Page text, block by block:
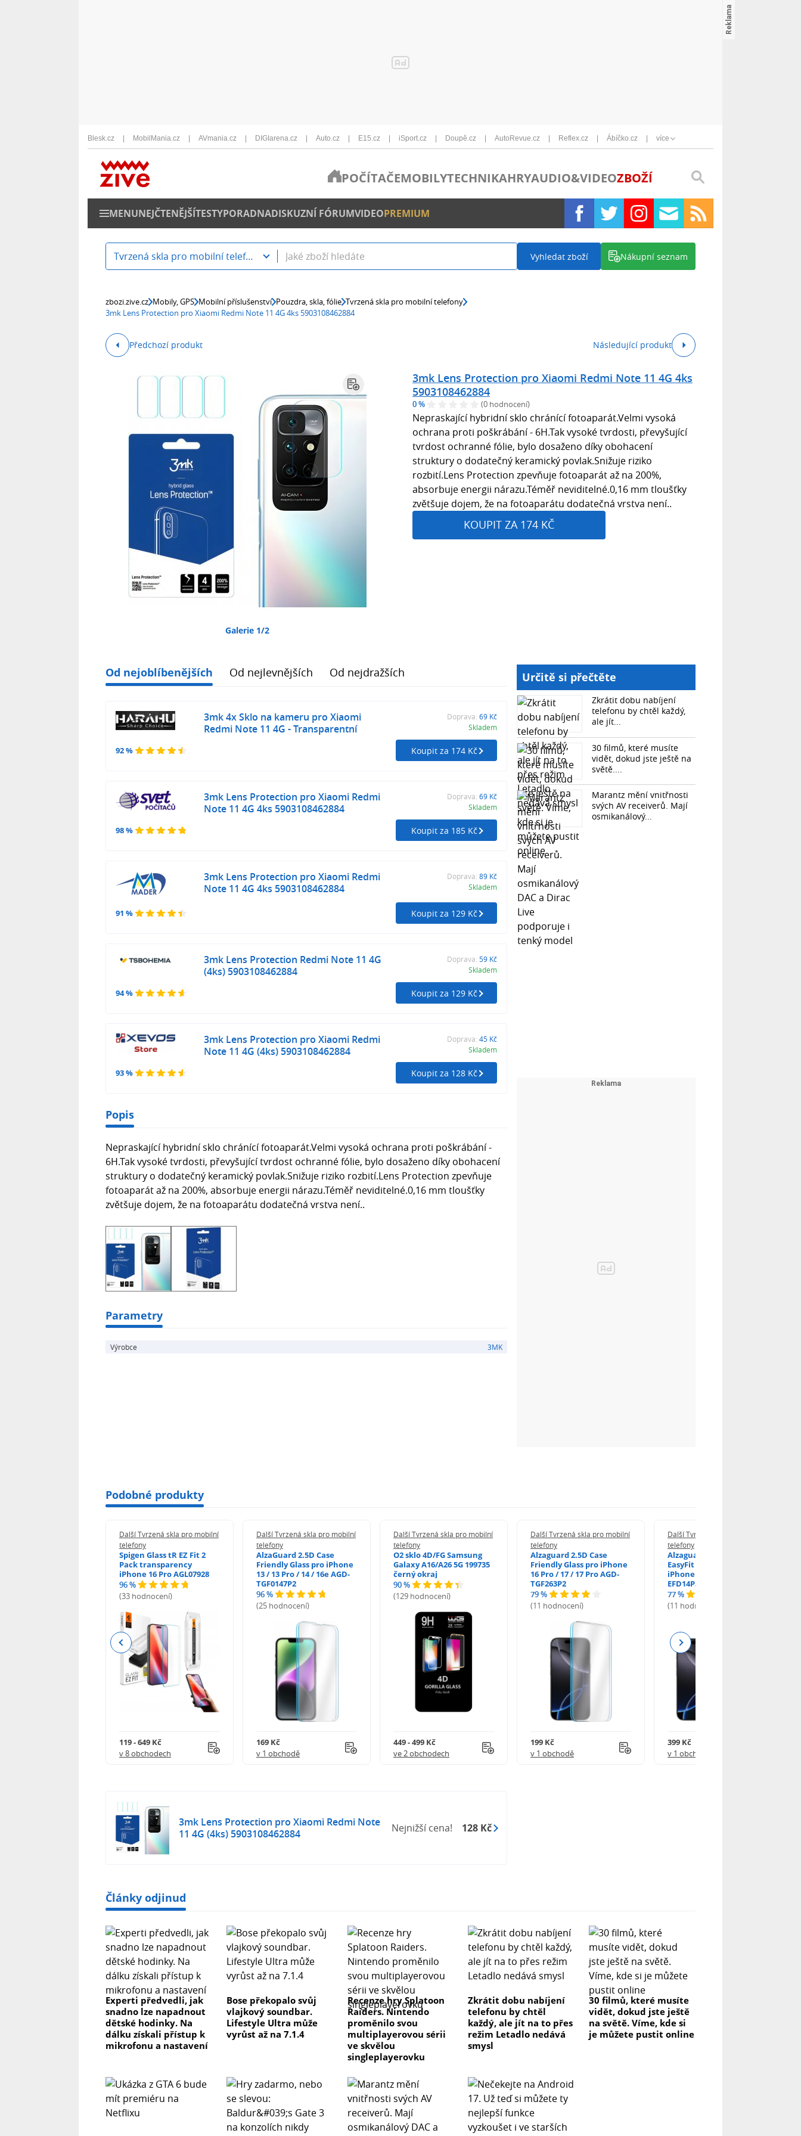
Blesk.cz MobilMania.cz AVmania.cz DIGIarena.cz Auto.cz E15.cz iSport.cz Doupě.cz AutoRevue.cz Reflex.cz Ábíčko.cz více
POČÍTAČEMOBILYTECHNIKAHRYAUDIO&VIDEOZBOŽÍ
MENUNEJČTENĚJŠÍTESTYPORADNADISKUZNÍ FÓRUMVIDEOPREMIUM
Tvrzená skla pro mobilní telefony Vyhledat zboží Nákupní seznam
zbozi.zive.cz Mobily, GPS Mobilní příslušenství Pouzdra, skla, fólie Tvrzená skla pro mobilní telefony
3mk Lens Protection pro Xiaomi Redmi Note 11 4G 4ks 5903108462884
Předchozí produkt Následující produkt
Galerie 1/2
3mk Lens Protection pro Xiaomi Redmi Note 11 4G 4ks
5903108462884
0 % (0 hodnocení)
Nepraskající hybridní sklo chránící fotoaparát.Velmi vysoká
ochrana proti poškrábání - 6H.Tak vysoké tvrdosti, převyšující
tvrdost ochranné fólie, bylo dosaženo díky obohacení
struktury o dodatečný keramický povlak.Snižuje riziko
rozbití.Lens Protection zpevňuje fotoaparát až na 200%,
absorbuje energii nárazu.Téměř neviditelné.0,16 mm tloušťky
zvětšuje dojem, že na fotoaparátu dodatečná vrstva není..
KOUPIT ZA 174 KČ
Od nejoblíbenějších Od nejlevnějších Od nejdražších
92 %
3mk 4x Sklo na kameru pro Xiaomi
Redmi Note 11 4G - Transparentní
Doprava: 69 Kč
Skladem
Koupit za 174 Kč
98 %
3mk Lens Protection pro Xiaomi Redmi
Note 11 4G 4ks 5903108462884
Doprava: 69 Kč
Skladem
Koupit za 185 Kč
91 %
3mk Lens Protection pro Xiaomi Redmi
Note 11 4G 4ks 5903108462884
Doprava: 89 Kč
Skladem
Koupit za 129 Kč
94 %
3mk Lens Protection Redmi Note 11 4G
(4ks) 5903108462884
Doprava: 59 Kč
Skladem
Koupit za 129 Kč
93 %
3mk Lens Protection pro Xiaomi Redmi
Note 11 4G (4ks) 5903108462884
Doprava: 45 Kč
Skladem
Koupit za 128 Kč
Popis
Nepraskající hybridní sklo chránící fotoaparát.Velmi vysoká ochrana proti poškrábání -
6H.Tak vysoké tvrdosti, převyšující tvrdost ochranné fólie, bylo dosaženo díky obohacení
struktury o dodatečný keramický povlak.Snižuje riziko rozbití.Lens Protection zpevňuje
fotoaparát až na 200%, absorbuje energii nárazu.Téměř neviditelné.0,16 mm tloušťky
zvětšuje dojem, že na fotoaparátu dodatečná vrstva není..
Parametry
Výrobce 3MK
Určitě si přečtěte
Zkrátit dobu nabíjení
telefonu by chtěl každý,
ale jít...
30 filmů, které musíte
vidět, dokud jste ještě na
světě....
Marantz mění vnitřnosti
svých AV receiverů. Mají
osmikanálový...
Podobné produkty
Další Tvrzená skla pro mobilní
telefony
Spigen Glass tR EZ Fit 2
Pack transparency
iPhone 16 Pro AGL07928
96 %
(33 hodnocení)
119 - 649 Kč
v 8 obchodech
Další Tvrzená skla pro mobilní
telefony
AlzaGuard 2.5D Case
Friendly Glass pro iPhone
13 / 13 Pro / 14 / 16e AGD-
TGF0147P2
96 %
(25 hodnocení)
169 Kč
v 1 obchodě
Další Tvrzená skla pro mobilní
telefony
O2 sklo 4D/FG Samsung
Galaxy A16/A26 5G 199735
černý okraj
90 %
(129 hodnocení)
449 - 499 Kč
ve 2 obchodech
Další Tvrzená skla pro mobilní
telefony
Alzaguard 2.5D Case
Friendly Glass pro iPhone
16 Pro / 17 / 17 Pro AGD-
TGF263P2
79 %
(11 hodnocení)
199 Kč
v 1 obchodě
Další Tvrzená skla pro mobilní
telefony
Alzaguard 2.5D Glass
EasyFit DustFree pro
iPhone 16 Pro / 17 AGD-
EFD14P3
77 %
(11 hodnocení)
399 Kč
v 1 obchodě
Previous Next
3mk Lens Protection pro Xiaomi Redmi Note
11 4G (4ks) 5903108462884
Nejnižší cena! 128 Kč
Články odjinud
Experti předvedli, jak
snadno lze napadnout
dětské hodinky. Na
dálku získali přístup k
mikrofonu a nastavení
Bose překopalo svůj
vlajkový soundbar.
Lifestyle Ultra může
vyrůst až na 7.1.4
Recenze hry Splatoon
Raiders. Nintendo
proměnilo svou
multiplayerovou sérii
ve skvělou
singleplayerovku
Zkrátit dobu nabíjení
telefonu by chtěl
každý, ale jít na to přes
režim Letadlo nedává
smysl
30 filmů, které musíte
vidět, dokud jste ještě
na světě. Víme, kde si
je můžete pustit online